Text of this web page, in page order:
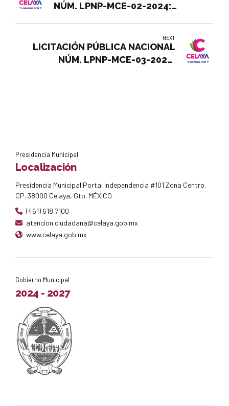
NÚM. LPNP-MCE-02-2024:
FORMACIÓN POLICIAL
NEXT
LICITACIÓN PÚBLICA NACIONAL
NÚM. LPNP-MCE-03-2024:
Presidencia Municipal
Localización
Presidencia Municipal Portal Independencia #101 Zona Centro.
CP. 38000 Celaya, Gto. MÉXICO
(461) 618 7100
atencion.ciudadana@celaya.gob.mx
www.celaya.gob.mx
Gobierno Municipal
2024 - 2027